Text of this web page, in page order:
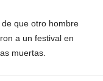
que otro hombre
a un festival en
muertas.